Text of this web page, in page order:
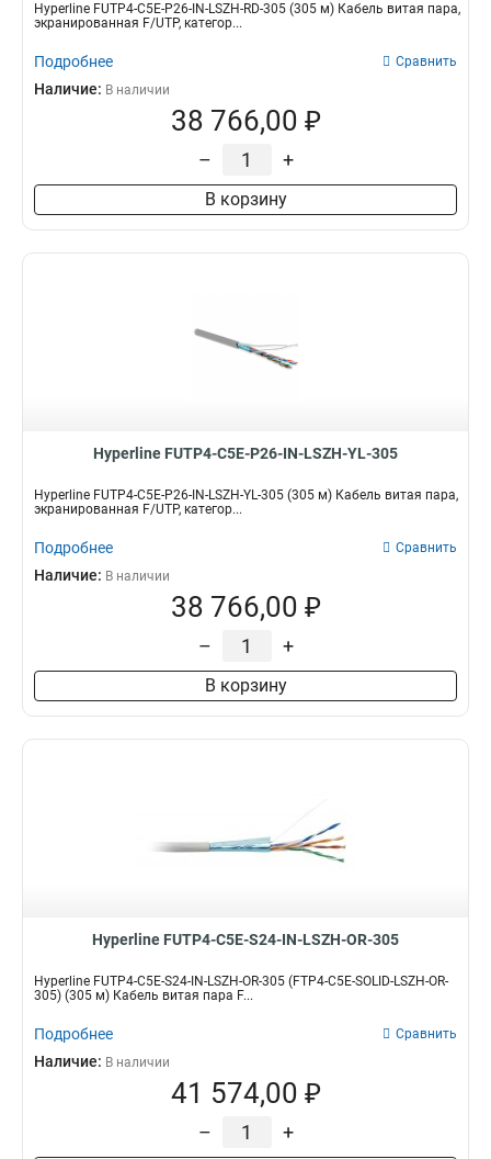
Hyperline FUTP4-C5E-P26-IN-LSZH-RD-305 (305 м) Кабель витая пара,
экранированная F/UTP, категор...
Подробнее Сравнить
Наличие: В наличии
38 766,00 ₽
– +
В корзину
Hyperline FUTP4-C5E-P26-IN-LSZH-YL-305
Hyperline FUTP4-C5E-P26-IN-LSZH-YL-305 (305 м) Кабель витая пара,
экранированная F/UTP, категор...
Подробнее Сравнить
Наличие: В наличии
38 766,00 ₽
– +
В корзину
Hyperline FUTP4-C5E-S24-IN-LSZH-OR-305
Hyperline FUTP4-C5E-S24-IN-LSZH-OR-305 (FTP4-C5E-SOLID-LSZH-OR-
305) (305 м) Кабель витая пара F...
Подробнее Сравнить
Наличие: В наличии
41 574,00 ₽
– +